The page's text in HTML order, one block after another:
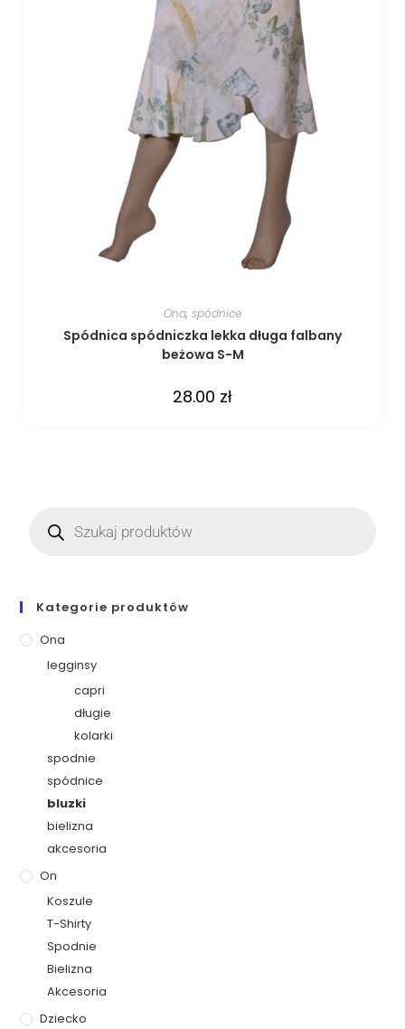
Ona, spódnice
Spódnica spódniczka lekka długa falbany
beżowa S-M
28.00 zł
Kategorie produktów
Ona
legginsy
capri
długie
kolarki
spodnie
spódnice
bluzki
bielizna
akcesoria
On
Koszule
T-Shirty
Spodnie
Bielizna
Akcesoria
Dziecko